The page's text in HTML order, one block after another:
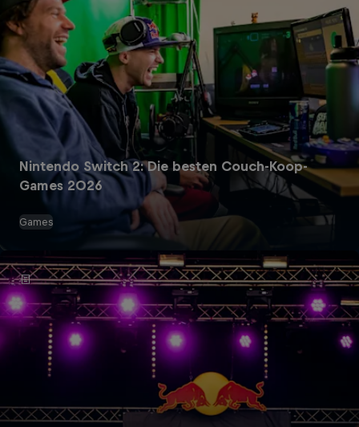
Nintendo Switch 2: Die besten Couch-Koop-
Games 2026
Games